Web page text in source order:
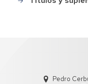
Pedro